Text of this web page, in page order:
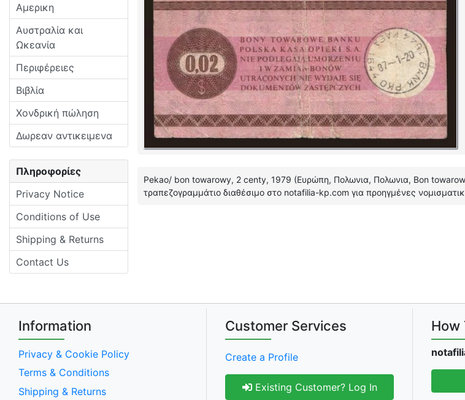
Αμερικη
Αυστραλία και
Ωκεανία
Περιφέρειες
Βιβλία
Χονδρική πώληση
Δωρεαν αντικειμενα
Πληροφορίες
Privacy Notice
Conditions of Use
Shipping & Returns
Contact Us
Pekao/ bon towarowy, 2 centy, 1979 (Ευρώπη, Πολωνια, Πολωνια, Bon
τραπεζογραμμάτιο διαθέσιμο στο notafilia-kp.com για προηγμένες
Information
Privacy & Cookie Policy
Terms & Conditions
Shipping & Returns
Customer Services
Create a Profile
Existing Customer? Log In
How